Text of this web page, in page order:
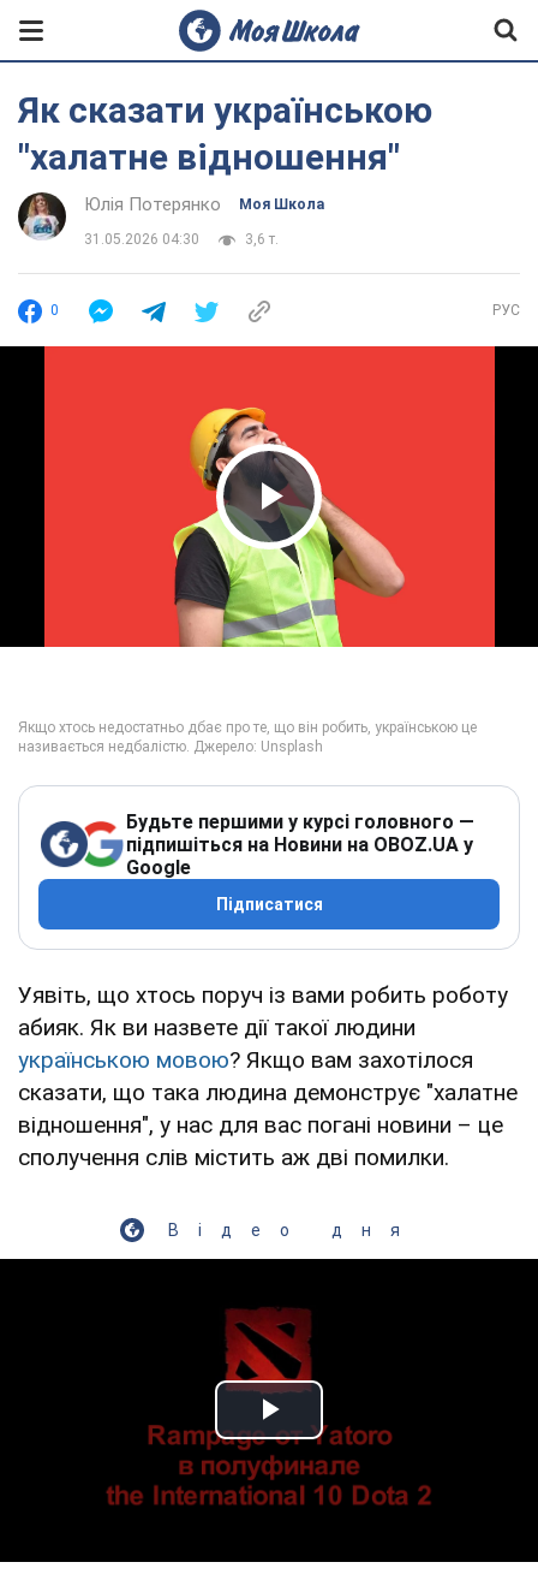
Як сказати українською
"халатне відношення"
Юлія Потерянко Моя Школа
31.05.2026 04:30 3,6 т.
0 РУС
Play Video
Будьте першими у курсі головного —
підпишіться на Новини на OBOZ.UA у
Google
Підписатися
Уявіть, що хтось поруч із вами робить роботу
абияк. Як ви назвете дії такої людини
українською мовою? Якщо вам захотілося
сказати, що така людина демонструє "халатне
відношення", у нас для вас погані новини – це
сполучення слів містить аж дві помилки.
Відео дня
Play Video